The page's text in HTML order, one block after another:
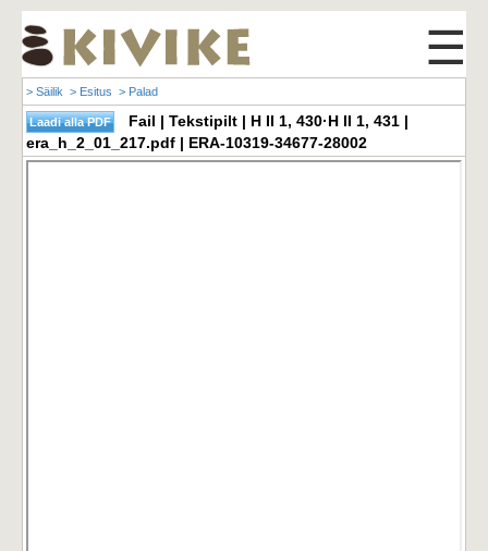
☰
> Säilik > Esitus > Palad
Fail | Tekstipilt | H II 1, 430·H II 1, 431 |
era_h_2_01_217.pdf | ERA-10319-34677-28002